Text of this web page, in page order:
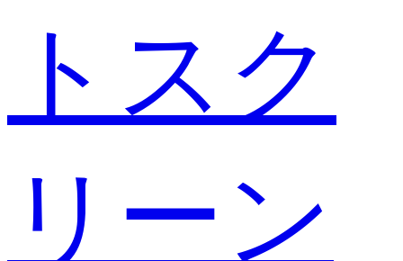
トスク
リーン